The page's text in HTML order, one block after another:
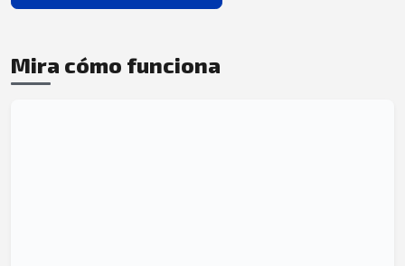
Mira cómo funciona